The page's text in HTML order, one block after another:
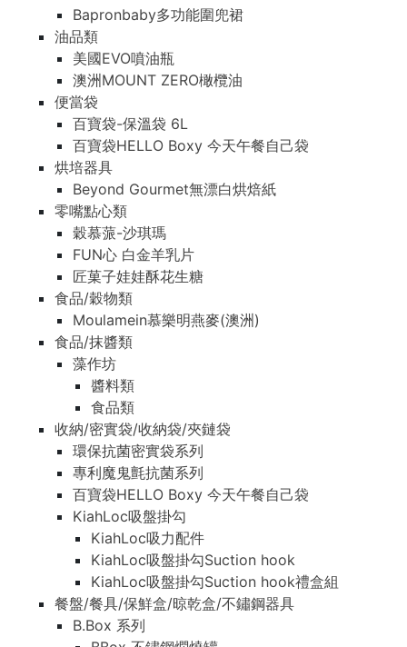
Bapronbaby多功能圍兜裙
油品類
美國EVO噴油瓶
澳洲MOUNT ZERO橄欖油
便當袋
百寶袋-保溫袋 6L
百寶袋HELLO Boxy 今天午餐自己袋
烘培器具
Beyond Gourmet無漂白烘焙紙
零嘴點心類
穀慕蒎-沙琪瑪
FUN心 白金羊乳片
匠菓子娃娃酥花生糖
食品/穀物類
Moulamein慕樂明燕麥(澳洲)
食品/抹醬類
藻作坊
醬料類
食品類
收納/密實袋/收納袋/夾鏈袋
環保抗菌密實袋系列
專利魔鬼氈抗菌系列
百寶袋HELLO Boxy 今天午餐自己袋
KiahLoc吸盤掛勾
KiahLoc吸力配件
KiahLoc吸盤掛勾Suction hook
KiahLoc吸盤掛勾Suction hook禮盒組
餐盤/餐具/保鮮盒/晾乾盒/不鏽鋼器具
B.Box 系列